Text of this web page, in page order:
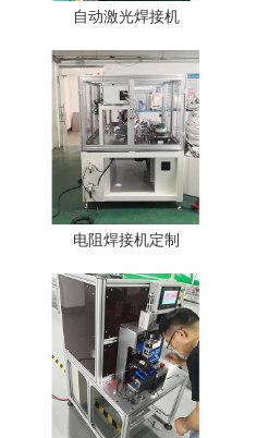
自动激光焊接机
电阻焊接机定制